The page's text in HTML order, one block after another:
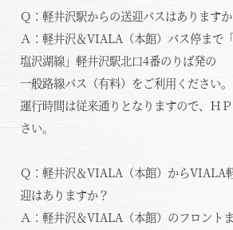
総合サイトに戻る 施設一覧
Ｑ：軽井沢駅からの送迎バスはありますか
Ａ：軽井沢＆VIALA（本館）バス停まで
塩沢湖線」軽井沢駅北口4番のりば発の
一般路線バス（有料）をご利用ください。
運行時間は従来通りとなりますので、Ｈ
さい。
Ｑ：軽井沢＆VIALA（本館）からVIALA
迎はありますか？
Ａ：軽井沢＆VIALA（本館）のフロント